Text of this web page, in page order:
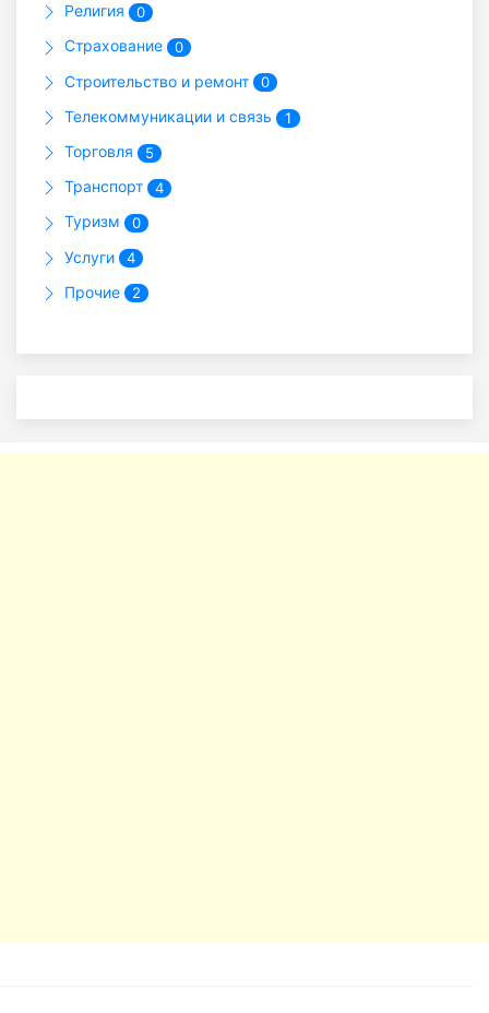
Религия 0
Страхование 0
Строительство и ремонт 0
Телекоммуникации и связь 1
Торговля 5
Транспорт 4
Туризм 0
Услуги 4
Прочие 2